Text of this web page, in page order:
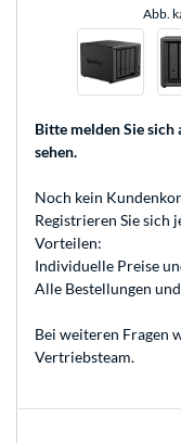
Abb.
Bitte melden Sie sich
sehen.
Noch kein
Registrieren Sie sich
Vorteilen:
Individuelle Preise
Alle Bestellungen
Bei weiteren Fragen
Vertriebsteam.